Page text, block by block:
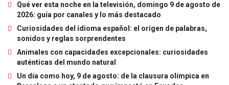
Qué ver esta noche en la televisión, domingo 9 de agosto de
2026: guía por canales y lo más destacado
Curiosidades del idioma español: el origen de palabras,
sonidos y reglas sorprendentes
Animales con capacidades excepcionales: curiosidades
auténticas del mundo natural
Un día como hoy, 9 de agosto: de la clausura olímpica en